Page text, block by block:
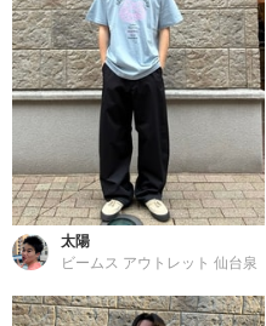
太陽
ビームス アウトレット 仙台泉